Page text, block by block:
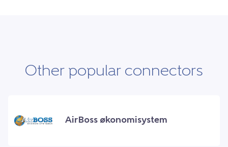
Other popular connectors
AirBoss økonomisystem